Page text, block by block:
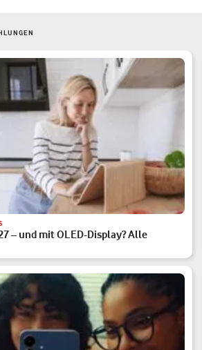
– und mit OLED-Display? Alle